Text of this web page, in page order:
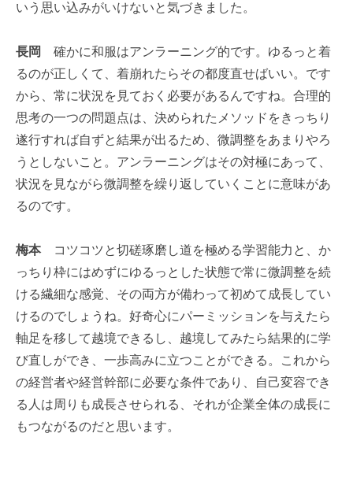
いう思い込みがいけないと気づきました。
長岡
確かに和服はアンラーニング的です。ゆるっと着
るのが正しくて、着崩れたらその都度直せばいい。です
から、常に状況を見ておく必要があるんですね。合理的
思考の一つの問題点は、決められたメソッドをきっちり
遂行すれば自ずと結果が出るため、微調整をあまりやろ
うとしないこと。アンラーニングはその対極にあって、
状況を見ながら微調整を繰り返していくことに意味があ
るのです。
梅本コツコツと切磋琢磨し道を極める学習能力と、か
っちり枠にはめずにゆるっとした状態で常に微調整を続
ける繊細な感覚、その両方が備わって初めて成長してい
けるのでしょうね。好奇心にパーミッションを与えたら
軸足を移して越境できるし、越境してみたら結果的に学
び直しができ、一歩高みに立つことができる。これから
の経営者や経営幹部に必要な条件であり、自己変容でき
る人は周りも成長させられる、それが企業全体の成長に
もつながるのだと思います。